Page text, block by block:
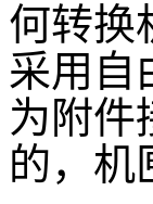
何转换
采用自
为附件
的，机